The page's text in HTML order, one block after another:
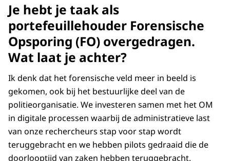
Je hebt je taak als
portefeuillehouder Forensische
Opsporing (FO) overgedragen.
Wat laat je achter?
Ik denk dat het forensische veld meer in beeld is
gekomen, ook bij het bestuurlijke deel van de
politieorganisatie. We investeren samen met het OM
in digitale processen waarbij de administratieve last
van onze rechercheurs stap voor stap wordt
teruggebracht en we hebben pilots gedraaid die de
doorlooptijd van zaken hebben teruggebracht.